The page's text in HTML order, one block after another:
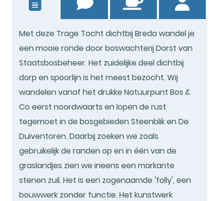
Met deze Trage Tocht dichtbij Breda wandel je
een mooie ronde door boswachterij Dorst van
Staatsbosbeheer. Het zuidelijke deel dichtbij
dorp en spoorlijn is het meest bezocht. Wij
wandelen vanaf het drukke Natuurpunt Bos &
Co eerst noordwaarts en lopen de rust
tegemoet in de bosgebieden Steenblik en De
Duiventoren. Daarbij zoeken we zoals
gebruikelijk de randen op en in één van de
graslandjes zien we ineens een markante
stenen zuil. Het is een zogenaamde 'folly', een
bouwwerk zonder functie. Het kunstwerk